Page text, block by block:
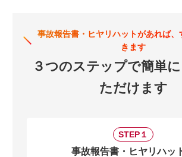
になりました。
用語登録機能をリリースしました
事故報告書・ヒヤリハットがあれば、
きます
３つのステップで簡単
ただけます
STEP１
事故報告書・ヒヤリハッ